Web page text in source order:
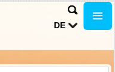
DE